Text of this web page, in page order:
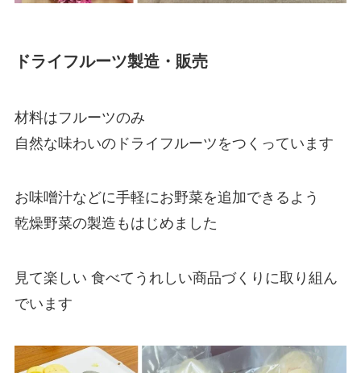
ドライフルーツ製造・販売
材料はフルーツのみ
自然な味わいのドライフルーツをつくっています
お味噌汁などに手軽にお野菜を追加できるよう
乾燥野菜の製造もはじめました
見て楽しい 食べてうれしい商品づくりに取り組ん
でいます